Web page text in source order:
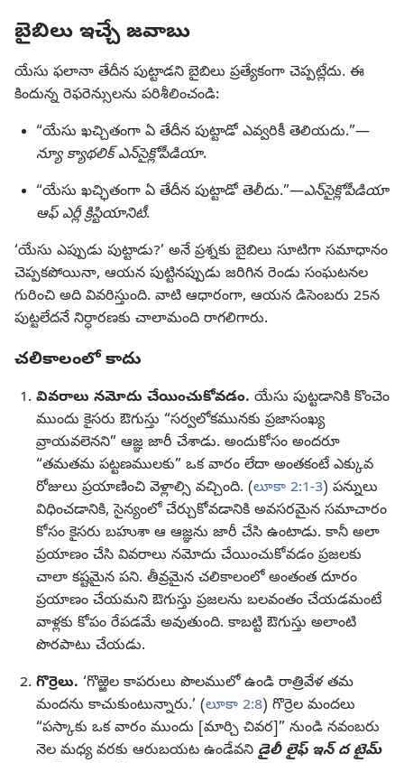
బైబిలు ఇచ్చే జవాబు
యేసు ఫలానా తేదీన పుట్టాడని బైబిలు ప్రత్యేకంగా చెప్పట్లేదు. ఈ
కిందున్న రెఫరెన్సులను పరిశీలించండి:
“యేసు ఖచ్చితంగా ఏ తేదీన పుట్టాడో ఎవ్వరికీ తెలియదు.”—
న్యూ క్యాథలిక్‌ ఎన్‌సైక్లోపీడియా.
“యేసు ఖచ్ఛితంగా ఏ తేదీన పుట్టాడో తెలీదు.”—ఎన్‌సైక్లోపీడియా
ఆఫ్‌ ఎర్లీ క్రిస్టియానిటీ.
‘యేసు ఎప్పుడు పుట్టాడు?’ అనే ప్రశ్నకు బైబిలు సూటిగా సమాధానం
చెప్పకపోయినా, ఆయన పుట్టినప్పుడు జరిగిన రెండు సంఘటనల
గురించి అది వివరిస్తుంది. వాటి ఆధారంగా, ఆయన డిసెంబరు 25న
పుట్టలేదనే నిర్ధారణకు చాలామంది రాగలిగారు.
చలికాలంలో కాదు
వివరాలు నమోదు చేయించుకోవడం. యేసు పుట్టడానికి కొంచెం
ముందు కైసరు ఔగుస్తు “సర్వలోకమునకు ప్రజాసంఖ్య
వ్రాయవలెనని” ఆజ్ఞ జారీ చేశాడు. అందుకోసం అందరూ
“తమతమ పట్టణములకు” ఒక వారం లేదా అంతకంటే ఎక్కువ
రోజులు ప్రయాణించి వెళ్లాల్సి వచ్చింది. (లూకా 2:1-3) పన్నులు
విధించడానికి, సైన్యంలో చేర్చుకోవడానికి అవసరమైన సమాచారం
కోసం కైసరు బహుశా ఆ ఆజ్ఞను జారీ చేసి ఉంటాడు. కానీ అలా
ప్రయాణం చేసి వివరాలు నమోదు చేయించుకోవడం ప్రజలకు
చాలా కష్టమైన పని. తీవ్రమైన చలికాలంలో అంతంత దూరం
ప్రయాణం చేయమని ఔగుస్తు ప్రజలను బలవంతం చేయడమంటే
వాళ్లకు కోపం రేపడమే అవుతుంది. కాబట్టి ఔగుస్తు అలాంటి
పొరపాటు చేయడు.
గొర్రెలు. ‘గొఱ్ఱెల కాపరులు పొలములో ఉండి రాత్రివేళ తమ
మందను కాచుకుంటున్నారు.’ (లూకా 2:8) గొర్రెల మందలు
“పస్కాకు ఒక వారం ముందు [మార్చి చివర]” నుండి నవంబరు
నెల మధ్య వరకు ఆరుబయట ఉండేవని డైలీ లైఫ్‌ ఇన్‌ ద టైమ్‌